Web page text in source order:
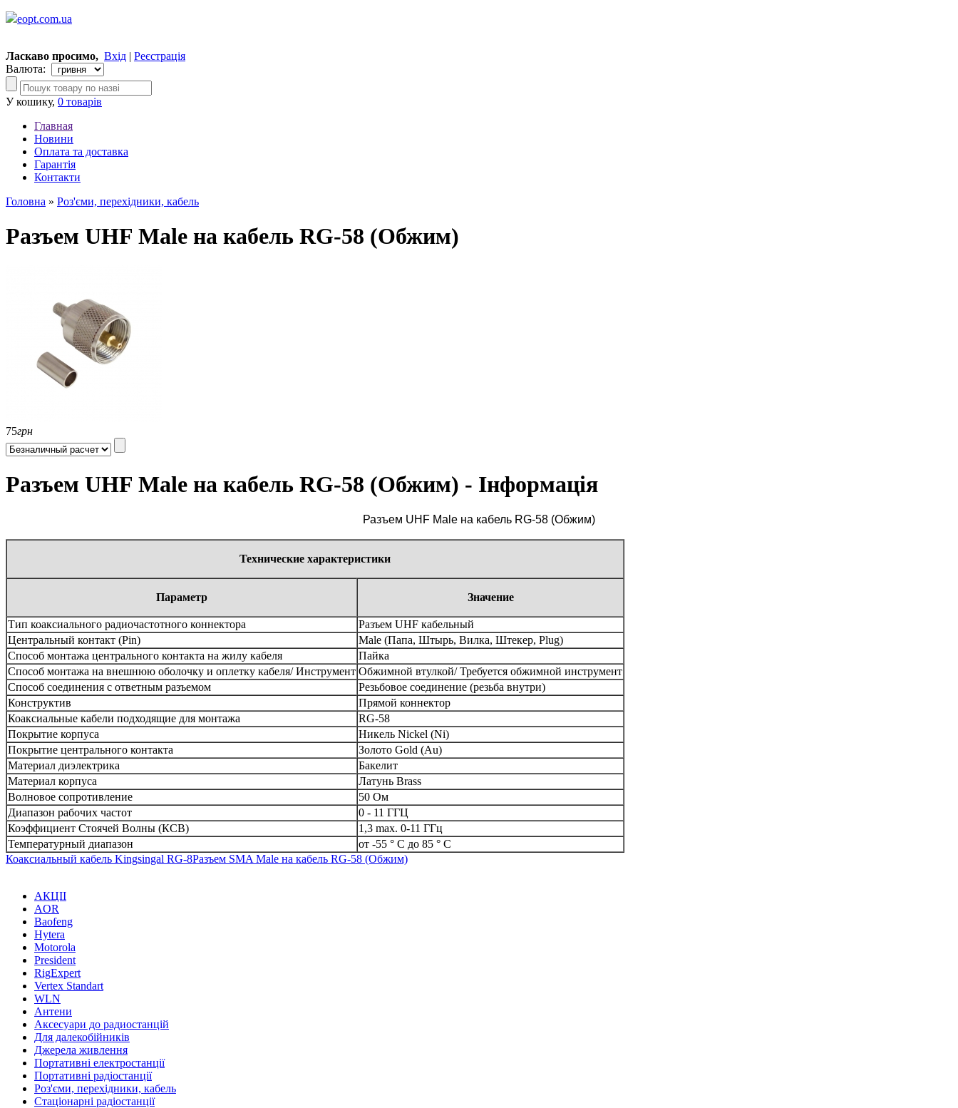
eopt.com.ua
Ласкаво просимо, Вхід | Реєстрація
Валюта:
У кошику, 0 товарів
Главная
Новини
Оплата та доставка
Гарантія
Контакти
Головна » Роз'єми, перехідники, кабель
Разъем UHF Male на кабель RG-58 (Обжим)
75грн
Разъем UHF Male на кабель RG-58 (Обжим) - Інформація
Разъем UHF Male на кабель RG-58 (Обжим)
Технические характеристики
Параметр Значение
Тип коаксиального радиочастотного коннектора
Разъем UHF кабельный
Центральный контакт (Pin)
Male (Папа, Штырь, Вилка, Штекер, Plug)
Способ монтажа центрального контакта на жилу кабеля
Пайка
Способ монтажа на внешнюю оболочку и оплетку кабеля/ Инструмент Обжимной втулкой/ Требуется обжимной инструмент
Способ соединения с ответным разъемом
Резьбовое соединение (резьба внутри)
Конструктив
Прямой коннектор
Коаксиальные кабели подходящие для монтажа
RG-58
Покрытие корпуса
Никель Nickel (Ni)
Покрытие центрального контакта
Золото Gold (Au)
Материал диэлектрика
Бакелит
Материал корпуса
Латунь Brass
Волновое сопротивление
50 Ом
Диапазон рабочих частот
0 - 11 ГГЦ
Коэффициент Стоячей Волны (КСВ)
1,3 max. 0-11 ГГц
Температурный диапазон
от -55 ° C до 85 ° C
Коаксиальный кабель Kingsingal RG-8Разъем SMA Male на кабель RG-58 (Обжим)
АКЦІІ
AOR
Baofeng
Hytera
Motorola
President
RigExpert
Vertex Standart
WLN
Антени
Аксесуари до радиостанцій
Для далекобійників
Джерела живлення
Портативні електростанції
Портативні радіостанції
Роз'єми, перехідники, кабель
Стаціонарні радіостанції